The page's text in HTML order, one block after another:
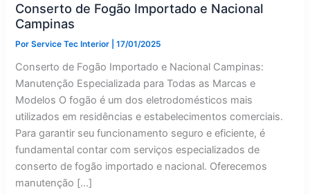
Conserto de Fogão Importado e Nacional
Campinas
PorService Tec Interior |17/01/2025
Conserto de Fogão Importado e Nacional Campinas:
Manutenção Especializada para Todas as Marcas e
Modelos O fogão é um dos eletrodomésticos mais
utilizados em residências e estabelecimentos comerciais.
Para garantir seu funcionamento seguro e eficiente, é
fundamental contar com serviços especializados de
conserto de fogão importado e nacional. Oferecemos
manutenção […]